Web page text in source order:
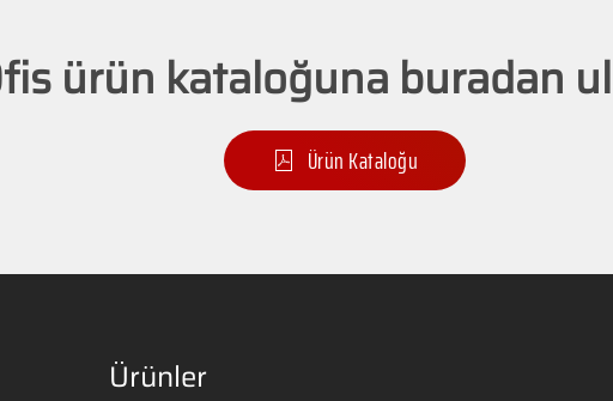
ürün kataloğuna buradan
Ürün Kataloğu
Ürünler